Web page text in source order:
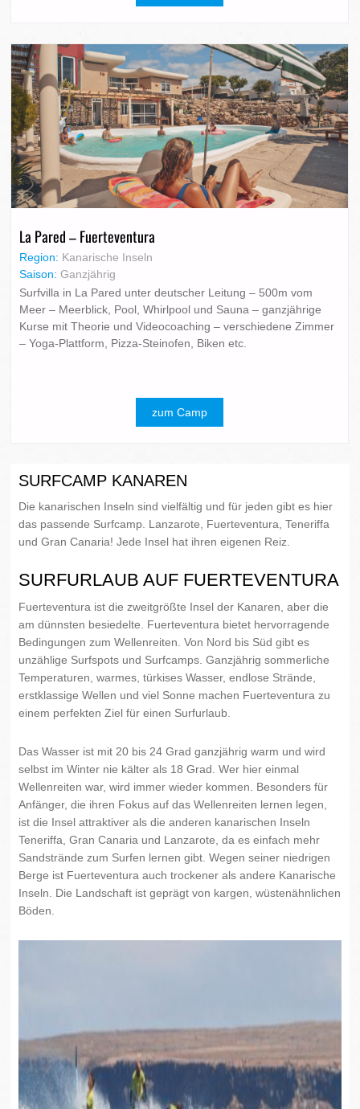
La Pared – Fuerteventura
Region: Kanarische Inseln
Saison: Ganzjährig
Surfvilla in La Pared unter deutscher Leitung – 500m vom
Meer – Meerblick, Pool, Whirlpool und Sauna – ganzjährige
Kurse mit Theorie und Videocoaching – verschiedene Zimmer
– Yoga-Plattform, Pizza-Steinofen, Biken etc.
zum Camp
SURFCAMP KANAREN
Die kanarischen Inseln sind vielfältig und für jeden gibt es hier
das passende Surfcamp. Lanzarote, Fuerteventura, Teneriffa
und Gran Canaria! Jede Insel hat ihren eigenen Reiz.
SURFURLAUB AUF FUERTEVENTURA
Fuerteventura ist die zweitgrößte Insel der Kanaren, aber die
am dünnsten besiedelte. Fuerteventura bietet hervorragende
Bedingungen zum Wellenreiten. Von Nord bis Süd gibt es
unzählige Surfspots und Surfcamps. Ganzjährig sommerliche
Temperaturen, warmes, türkises Wasser, endlose Strände,
erstklassige Wellen und viel Sonne machen Fuerteventura zu
einem perfekten Ziel für einen Surfurlaub.
Das Wasser ist mit 20 bis 24 Grad ganzjährig warm und wird
selbst im Winter nie kälter als 18 Grad. Wer hier einmal
Wellenreiten war, wird immer wieder kommen. Besonders für
Anfänger, die ihren Fokus auf das Wellenreiten lernen legen,
ist die Insel attraktiver als die anderen kanarischen Inseln
Teneriffa, Gran Canaria und Lanzarote, da es einfach mehr
Sandstrände zum Surfen lernen gibt. Wegen seiner niedrigen
Berge ist Fuerteventura auch trockener als andere Kanarische
Inseln. Die Landschaft ist geprägt von kargen, wüstenähnlichen
Böden.